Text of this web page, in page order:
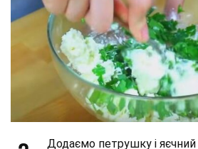
Додаємо петрушку і яєчний